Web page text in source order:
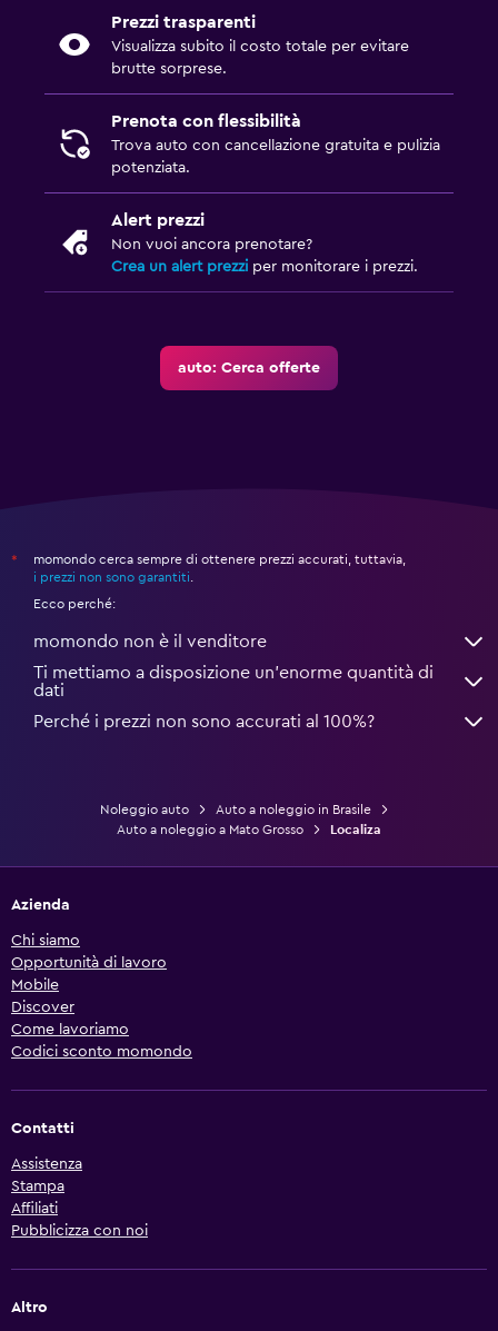
Prezzi trasparenti
Visualizza subito il costo totale per evitare
brutte sorprese.
Prenota con flessibilità
Trova auto con cancellazione gratuita e pulizia
potenziata.
Alert prezzi
Non vuoi ancora prenotare?
Crea un alert prezzi per monitorare i prezzi.
auto: Cerca offerte
*
momondo cerca sempre di ottenere prezzi accurati, tuttavia,
i prezzi non sono garantiti.
Ecco perché:
momondo non è il venditore
Ti mettiamo a disposizione un’enorme quantità di
dati
Perché i prezzi non sono accurati al 100%?
Noleggio auto
Auto a noleggio in Brasile
Auto a noleggio a Mato Grosso
Localiza
Azienda
Chi siamo
Opportunità di lavoro
Mobile
Discover
Come lavoriamo
Codici sconto momondo
Contatti
Assistenza
Stampa
Affiliati
Pubblicizza con noi
Altro